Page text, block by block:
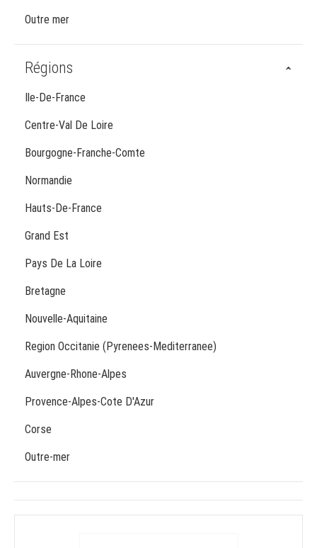
Outre mer
Régions
Ile-De-France
Centre-Val De Loire
Bourgogne-Franche-Comte
Normandie
Hauts-De-France
Grand Est
Pays De La Loire
Bretagne
Nouvelle-Aquitaine
Region Occitanie (Pyrenees-Mediterranee)
Auvergne-Rhone-Alpes
Provence-Alpes-Cote D'Azur
Corse
Outre-mer